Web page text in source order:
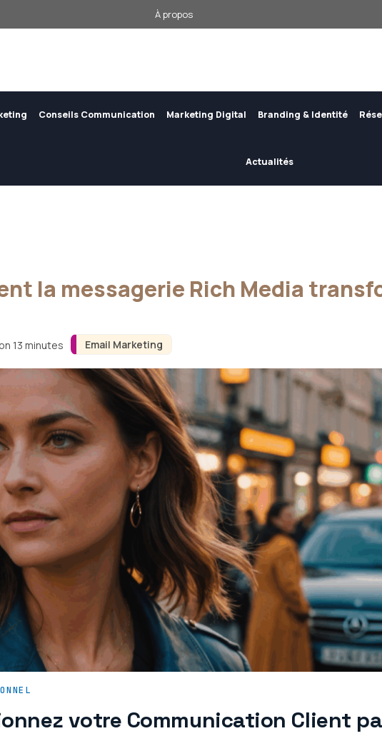
À propos
Conseils Communication Marketing Digital Branding & Identité
Actualités
Email Marketing
la messagerie Rich Media
13 minutes
votre Communication Client